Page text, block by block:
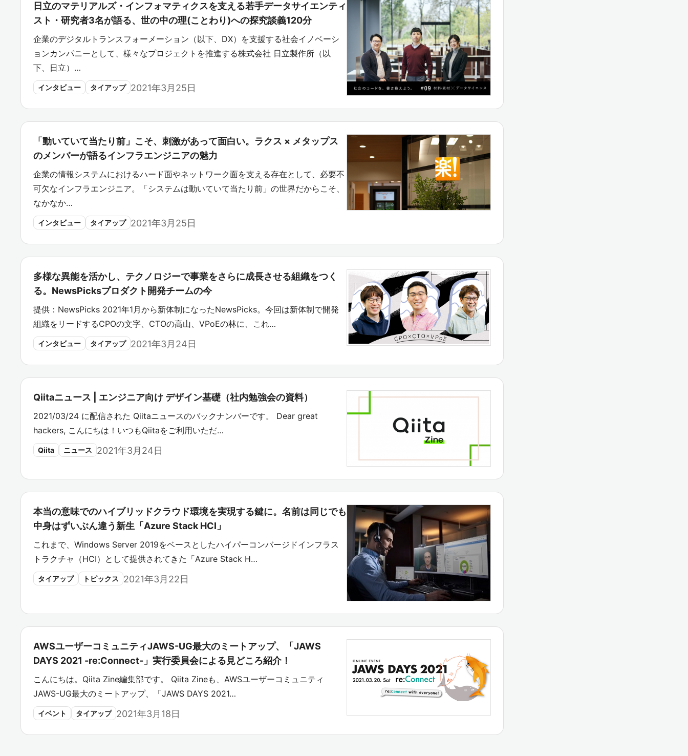
日立のマテリアルズ・インフォマティクスを支える若手データサイエンティ
スト・研究者3名が語る、世の中の理(ことわり)への探究談義120分
企業のデジタルトランスフォーメーション（以下、DX）を支援する社会イノベーシ
ョンカンパニーとして、様々なプロジェクトを推進する株式会社 日立製作所（以
下、日立）…
インタビュー タイアップ 2021年3月25日
「動いていて当たり前」こそ、刺激があって面白い。ラクス × メタップス
のメンバーが語るインフラエンジニアの魅力
企業の情報システムにおけるハード面やネットワーク面を支える存在として、必要不
可欠なインフラエンジニア。「システムは動いていて当たり前」の世界だからこそ、
なかなか…
インタビュー タイアップ 2021年3月25日
多様な異能を活かし、テクノロジーで事業をさらに成長させる組織をつく
る。NewsPicksプロダクト開発チームの今
提供：NewsPicks 2021年1月から新体制になったNewsPicks。今回は新体制で開発
組織をリードするCPOの文字、CTOの高山、VPoEの林に、これ…
インタビュー タイアップ 2021年3月24日
Qiitaニュース | エンジニア向け デザイン基礎（社内勉強会の資料）
2021/03/24 に配信された Qiitaニュースのバックナンバーです。 Dear great
hackers, こんにちは！いつもQiitaをご利用いただ…
Qiita ニュース 2021年3月24日
本当の意味でのハイブリッドクラウド環境を実現する鍵に。名前は同じでも
中身はずいぶん違う新生「Azure Stack HCI」
これまで、Windows Server 2019をベースとしたハイパーコンバージドインフラス
トラクチャ（HCI）として提供されてきた「Azure Stack H…
タイアップ トピックス 2021年3月22日
AWSユーザーコミュニティJAWS-UG最大のミートアップ、「JAWS
DAYS 2021 -re:Connect-」実行委員会による見どころ紹介！
こんにちは。Qiita Zine編集部です。 Qiita Zineも、AWSユーザーコミュニティ
JAWS-UG最大のミートアップ、「JAWS DAYS 2021…
イベント タイアップ 2021年3月18日